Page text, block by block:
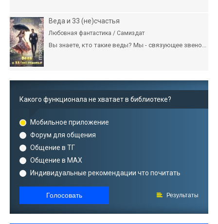
Веда и 33 (не)счастья
Любовная фантастика / Самиздат
Вы знаете, кто такие веды? Мы - связующее звено...
Какого функционала не хватает в библиотеке?
Мобильное приложение
Форум для общения
Общение в ТГ
Общение в MAX
Индивидуальные рекомендации что почитать
Голосовать Результаты